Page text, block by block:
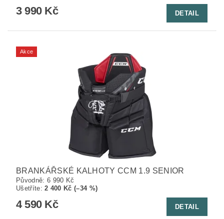
3 990 Kč DETAIL
Akce
BRANKÁŘSKÉ KALHOTY CCM 1.9 SENIOR
Původně: 6 990 Kč
Ušetříte:2 400 Kč (–34 %)
4 590 Kč DETAIL